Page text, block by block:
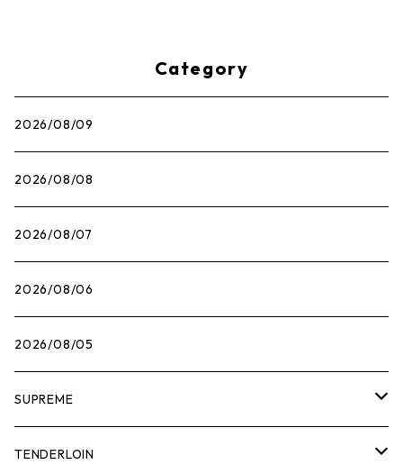
Category
2026/08/09
2026/08/08
2026/08/07
2026/08/06
2026/08/05
SUPREME
Tシャツ
TENDERLOIN